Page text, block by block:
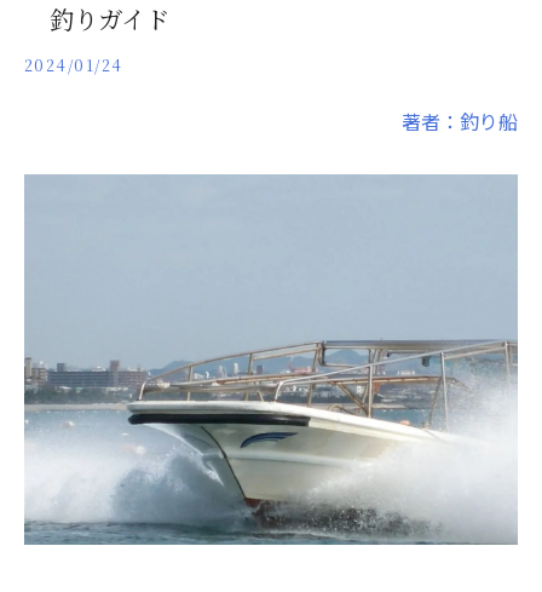
釣りガイド
2024/01/24
著者：釣り船